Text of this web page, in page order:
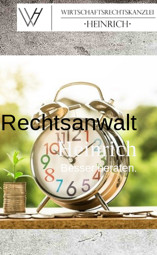
Rechtsanwalt
Heinrich
Besser beraten.